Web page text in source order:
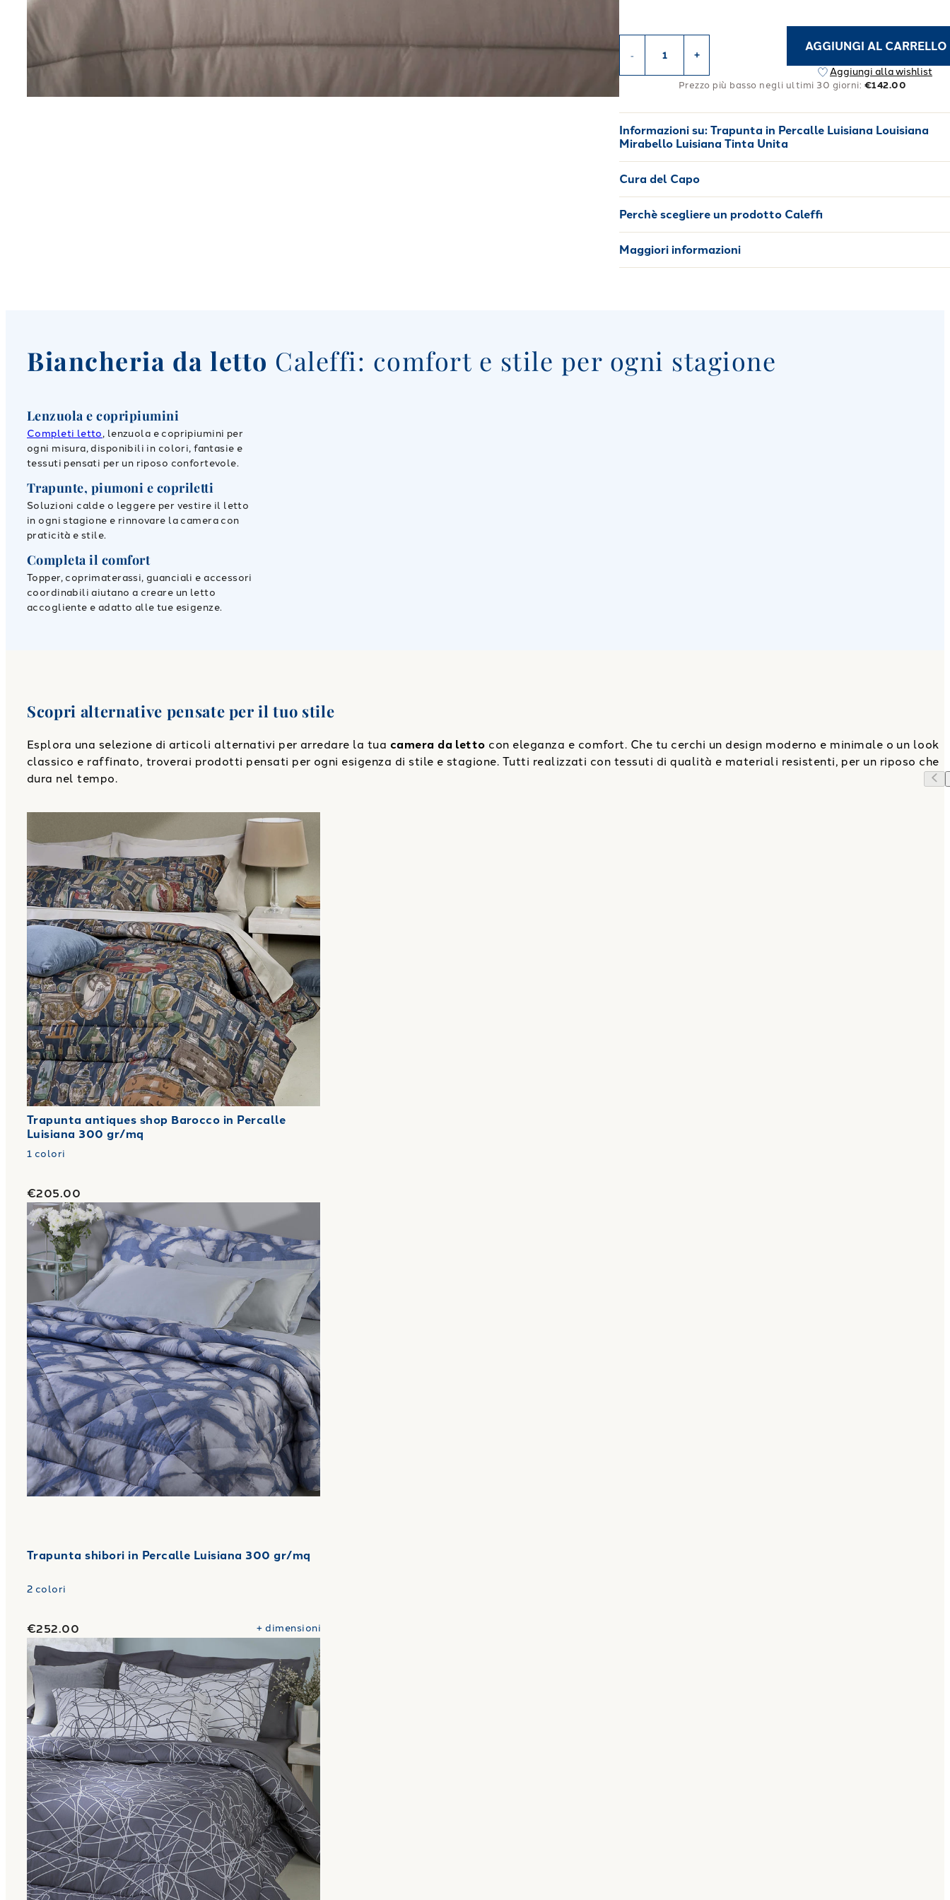
- +
AGGIUNGI AL CARRELLO
Aggiungi alla wishlist
Prezzo più basso negli ultimi 30 giorni: €142.00
Informazioni su: Trapunta in Percalle Luisiana Louisiana
Mirabello Luisiana Tinta Unita
Cura del Capo
Perchè scegliere un prodotto Caleffi
Maggiori informazioni
Biancheria da letto Caleffi: comfort e stile per ogni stagione
Lenzuola e copripiumini
Completi letto, lenzuola e copripiumini per
ogni misura, disponibili in colori, fantasie e
tessuti pensati per un riposo confortevole.
Trapunte, piumoni e copriletti
Soluzioni calde o leggere per vestire il letto
in ogni stagione e rinnovare la camera con
praticità e stile.
Completa il comfort
Topper, coprimaterassi, guanciali e accessori
coordinabili aiutano a creare un letto
accogliente e adatto alle tue esigenze.
Scopri alternative pensate per il tuo stile
Esplora una selezione di articoli alternativi per arredare la tua camera da letto con eleganza e comfort. Che tu cerchi un design moderno e minimale o un look
classico e raffinato, troverai prodotti pensati per ogni esigenza di stile e stagione. Tutti realizzati con tessuti di qualità e materiali resistenti, per un riposo che
dura nel tempo.
Trapunta antiques shop Barocco in Percalle Luisiana 300 gr/mq
Trapunta antiques shop Barocco in Percalle
Luisiana 300 gr/mq
1 colori
€205.00
Link to "Trapunta shibori in Percalle Luisiana 300 gr/mq
Trapunta shibori in Percalle Luisiana 300 gr/mq
2 colori
€252.00 +dimensioni
Link to " Trapunta sketch Moderno in Percalle Luisiana 300 gr/mq Corallo